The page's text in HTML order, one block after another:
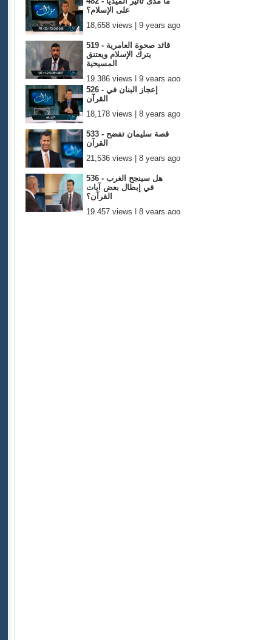
على الإسلام؟
18,658 views | 9 years ago
519 - قائد صحوة العامرية
يترك الإسلام ويعتنق
المسيحية
19,386 views | 9 years ago
526 - إعجاز البنان في
القرآن
18,178 views | 8 years ago
533 - قصة سليمان تفضح
القرآن
21,536 views | 8 years ago
536 - هل سينجح الغرب
في إبطال بعض آيات
القرآن؟
19,457 views | 8 years ago